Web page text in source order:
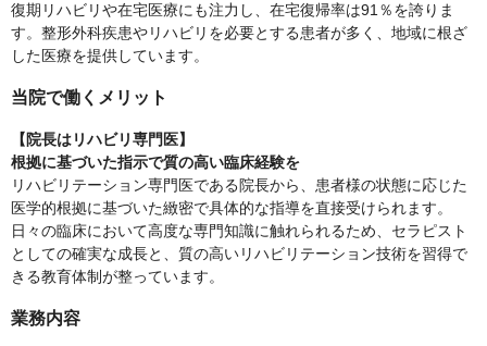
復期リハビリや在宅医療にも注力し、在宅復帰率は91％を誇りま
す。整形外科疾患やリハビリを必要とする患者が多く、地域に根ざ
した医療を提供しています。
当院で働くメリット
【院長はリハビリ専門医】
根拠に基づいた指示で質の高い臨床経験を
リハビリテーション専門医である院長から、患者様の状態に応じた
医学的根拠に基づいた緻密で具体的な指導を直接受けられます。
日々の臨床において高度な専門知識に触れられるため、セラピスト
としての確実な成長と、質の高いリハビリテーション技術を習得で
きる教育体制が整っています。
業務内容